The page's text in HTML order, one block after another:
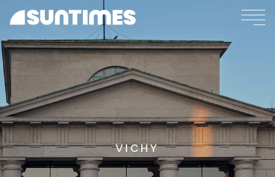
VICHY